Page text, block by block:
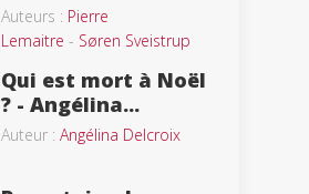
Auteurs : Pierre
Lemaitre - Søren Sveistrup
Qui est mort à Noël
? - Angélina...
Auteur : Angélina Delcroix